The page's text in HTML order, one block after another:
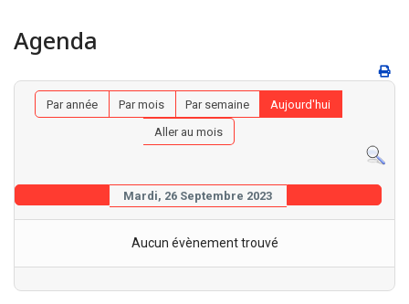
Agenda
Par année Par mois Par semaine
Aujourd'hui
Aller au mois
Mardi, 26 Septembre 2023
Aucun évènement trouvé